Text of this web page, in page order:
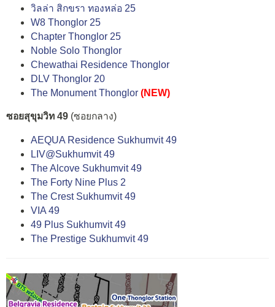
วิลล่า สิกขรา ทองหล่อ 25
W8 Thonglor 25
Chapter Thonglor 25
Noble Solo Thonglor
Chewathai Residence Thonglor
DLV Thonglor 20
The Monument Thonglor (NEW)
ซอยสุขุมวิท 49 (ซอยกลาง)
AEQUA Residence Sukhumvit 49
LIV@Sukhumvit 49
The Alcove Sukhumvit 49
The Forty Nine Plus 2
The Crest Sukhumvit 49
VIA 49
49 Plus Sukhumvit 49
The Prestige Sukhumvit 49